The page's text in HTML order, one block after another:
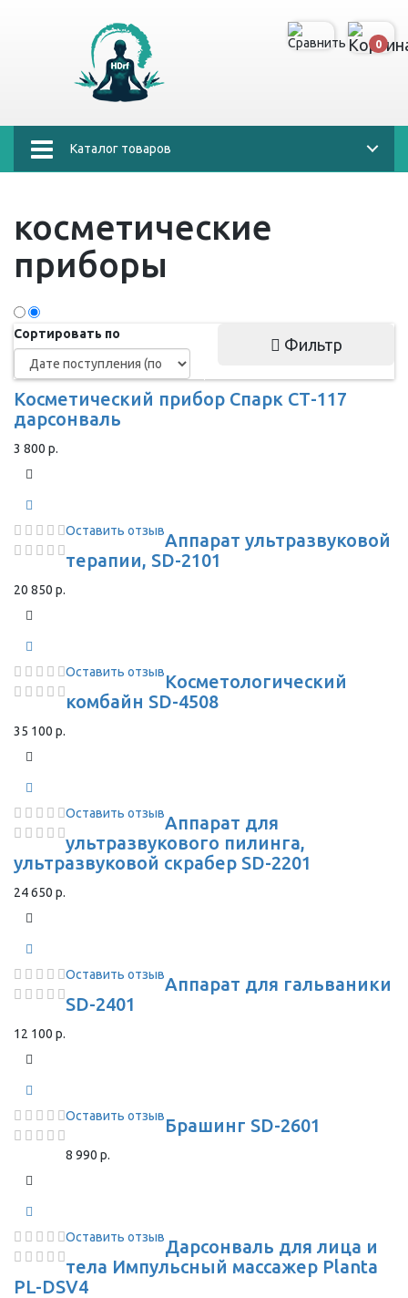
0
Каталог товаров
косметические
приборы
Сортировать по
Фильтр
Косметический прибор Спарк СТ-117
дарсонваль
3 800 р.
Оставить отзывАппарат ультразвуковой
терапии, SD-2101
20 850 р.
Оставить отзывКосметологический
комбайн SD-4508
35 100 р.
Оставить отзывАппарат для
ультразвукового пилинга,
ультразвуковой скрабер SD-2201
24 650 р.
Оставить отзывАппарат для гальваники
SD-2401
12 100 р.
Оставить отзывБрашинг SD-2601
8 990 р.
Оставить отзывДарсонваль для лица и
тела Импульсный массажер Planta
PL-DSV4